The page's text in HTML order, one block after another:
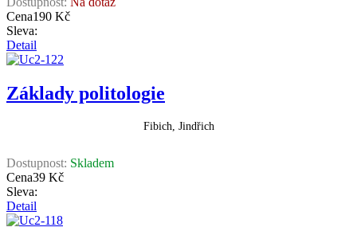
Cena190 Kč
Sleva:
Detail
Základy politologie
Fibich, Jindřich
Dostupnost: Skladem
Cena39 Kč
Sleva:
Detail